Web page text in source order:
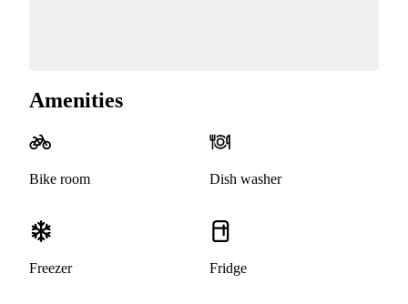
Amenities
Bike room Dish washer
Freezer Fridge